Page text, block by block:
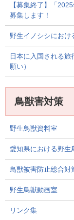
【募集終了】「
募集します！
野生イノシシにおけ
日本に入国される
願い）
鳥獣害対策
野生鳥獣資料室
愛知県における野生
鳥獣被害防止総合対
野生鳥獣動画室
リンク集